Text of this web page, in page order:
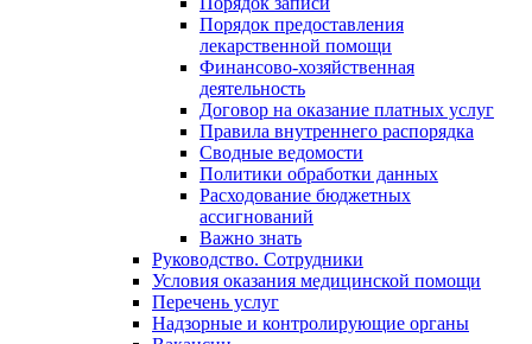
Порядок предоставления
лекарственной помощи
Финансово-хозяйственная
деятельность
Договор на оказание платных услуг
Правила внутреннего распорядка
Сводные ведомости
Политики обработки данных
Расходование бюджетных
ассигнований
Важно знать
Руководство. Сотрудники
Условия оказания медицинской помощи
Перечень услуг
Надзорные и контролирующие органы